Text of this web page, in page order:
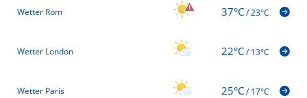
Wetter Rom 37°C/23°C
Wetter London 22°C/13°C
Wetter Paris 25°C/17°C